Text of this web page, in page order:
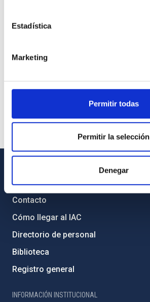
Estadística
Marketing
Permitir todas
Permitir la selección
Denegar
Contacto
Cómo llegar al IAC
Directorio de personal
Biblioteca
Registro general
INFORMACIÓN INSTITUCIONAL